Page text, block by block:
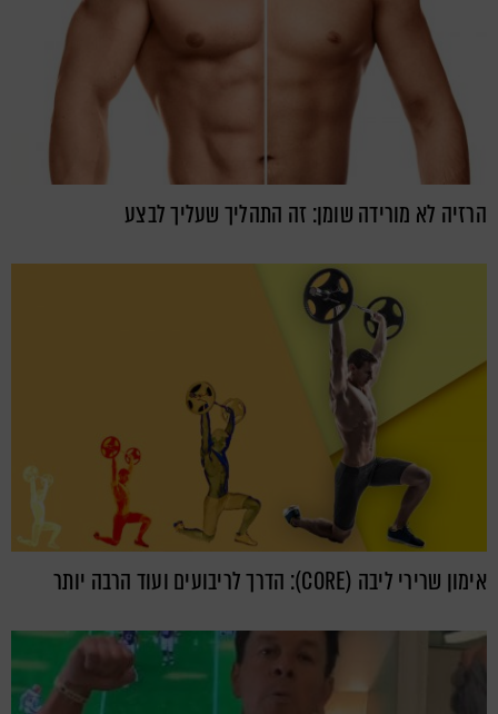
הרזיה לא מורידה שומן: זה התהליך שעליך לבצע
אימון שרירי ליבה (CORE): הדרך לריבועים ועוד הרבה יותר